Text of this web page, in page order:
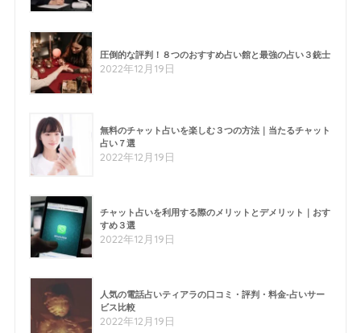
圧倒的な評判！８つのおすすめ占い館と最強の占い３銃士
2022年12月19日
無料のチャット占いを楽しむ３つの方法｜当たるチャット
占い７選
2022年12月19日
チャット占いを利用する際のメリットとデメリット｜おす
すめ３選
2022年12月19日
人気の電話占いティアラの口コミ・評判・料金-占いサー
ビス比較
2022年12月19日